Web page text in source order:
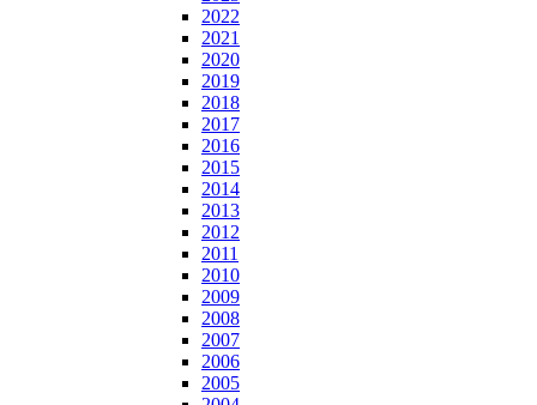
2022
2021
2020
2019
2018
2017
2016
2015
2014
2013
2012
2011
2010
2009
2008
2007
2006
2005